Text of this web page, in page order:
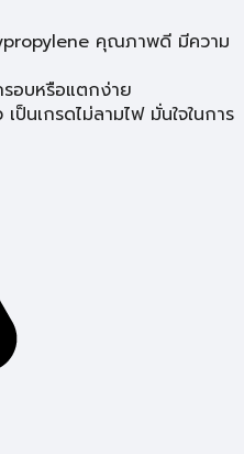
คุณภาพดี มีความ
อบหรือแตกง่าย
ป็นเกรดไม่ลามไฟ มั่นใจในการ